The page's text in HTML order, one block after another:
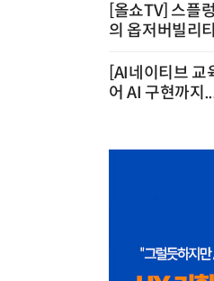
[올쇼TV] 스플
의 옵저버빌리
[AI네이티브 교
어 AI 구현까지